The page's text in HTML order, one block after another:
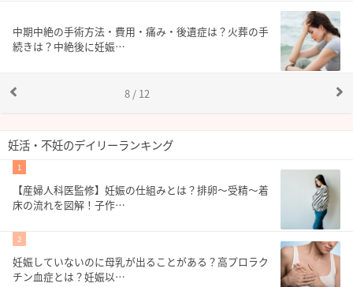
中期中絶の手術方法・費用・痛み・後遺症は？火葬の手
続きは？中絶後に妊娠…
8 / 12
妊活・不妊のデイリーランキング
1
【産婦人科医監修】妊娠の仕組みとは？排卵～受精～着
床の流れを図解！子作…
2
妊娠していないのに母乳が出ることがある？高プロラク
チン血症とは？妊娠以…